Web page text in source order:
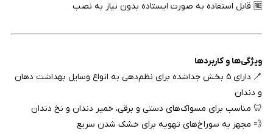
🆓 قابل استفاده به صورت ایستاده بدون نیاز به نصب
ویژگی‌ها و کاربردها
🪥 دارای ۵ بخش جداشده برای نظم‌دهی به انواع وسایل بهداشت دهان
و دندان
🦷 مناسب برای مسواک‌های دستی و برقی، خمیر دندان و نخ دندان
💨 مجهز به سوراخ‌های تهویه برای خشک شدن سریع